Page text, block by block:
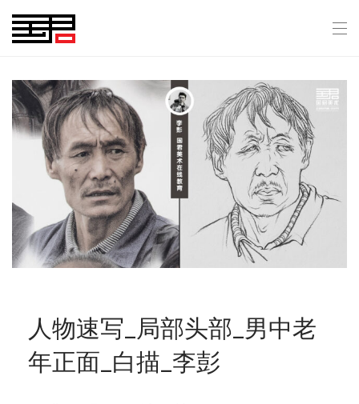
人物速写_局部头部_男中老
年正面_白描_李彭